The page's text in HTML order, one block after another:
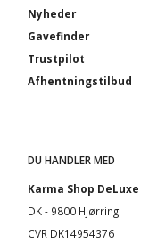
Nyheder
Gavefinder
Trustpilot
Afhentningstilbud
DU HANDLER MED
Karma Shop DeLuxe
DK - 9800 Hjørring
CVR DK14954376